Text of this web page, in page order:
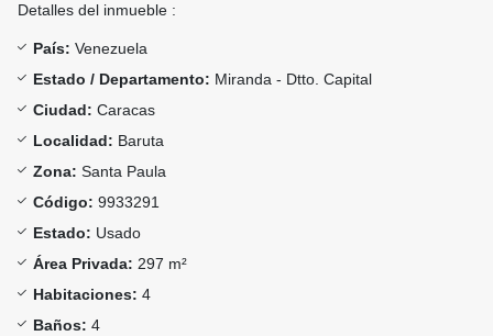
Detalles del inmueble :
País: Venezuela
Estado / Departamento: Miranda - Dtto. Capital
Ciudad: Caracas
Localidad: Baruta
Zona: Santa Paula
Código: 9933291
Estado: Usado
Área Privada: 297 m²
Habitaciones: 4
Baños: 4